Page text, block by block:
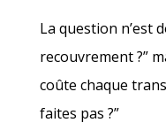
La question n’est
recouvrement ?”
coûte chaque
faites pas ?”